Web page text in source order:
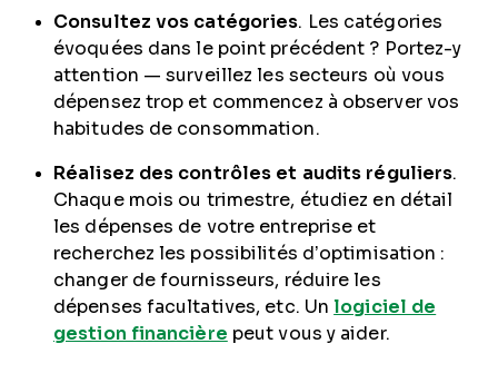
Consultez vos catégories. Les catégories
évoquées dans le point précédent ? Portez-y
attention — surveillez les secteurs où vous
dépensez trop et commencez à observer vos
habitudes de consommation.
Réalisez des contrôles et audits réguliers.
Chaque mois ou trimestre, étudiez en détail
les dépenses de votre entreprise et
recherchez les possibilités d’optimisation :
changer de fournisseurs, réduire les
dépenses facultatives, etc. Unlogiciel de
gestion financière peut vous y aider.